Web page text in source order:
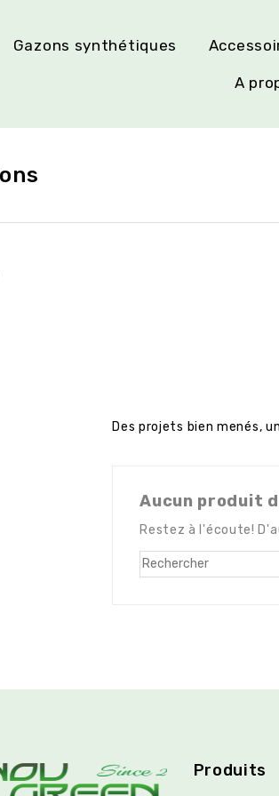
Gazons synthétiques
A
Des projets bien menés,
Aucun produit
Restez à l'écoute!
Produits